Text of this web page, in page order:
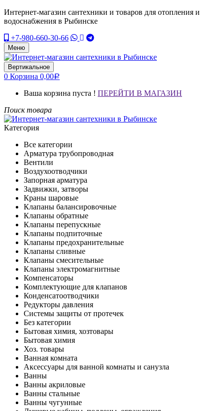
Интернет-магазин сантехники и товаров для отопления и
водоснабжения в Рыбинске
+7-980-660-30-66
Меню
Вертикальное
0 Корзина 0,00Р
Ваша корзина пуста ! ПЕРЕЙТИ В МАГАЗИН
Поиск товара
Категория
Все категории
Арматура трубопроводная
Вентили
Воздухоотводчики
Запорная арматура
Задвижки, затворы
Краны шаровые
Клапаны балансировочные
Клапаны обратные
Клапаны перепускные
Клапаны подпиточные
Клапаны предохранительные
Клапаны сливные
Клапаны смесительные
Клапаны электромагнитные
Компенсаторы
Комплектующие для клапанов
Конденсатоотводчики
Редукторы давления
Системы защиты от протечек
Без категории
Бытовая химия, хозтовары
Бытовая химия
Хоз. товары
Ванная комната
Аксессуары для ванной комнаты и санузла
Ванны
Ванны акриловые
Ванны стальные
Ванны чугунные